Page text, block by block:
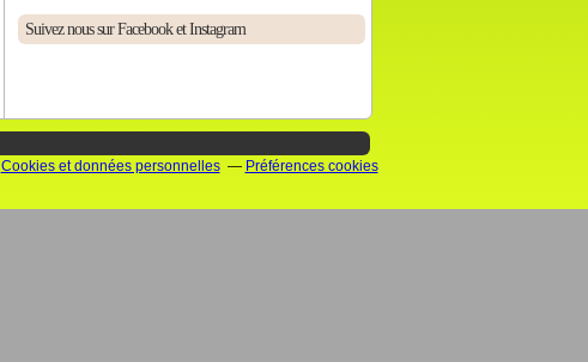
Suivez nous sur Facebook et Instagram
Cookies et données personnelles Préférences cookies